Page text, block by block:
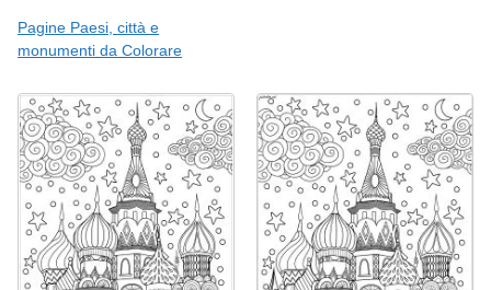
Pagine Paesi, città e
monumenti da Colorare